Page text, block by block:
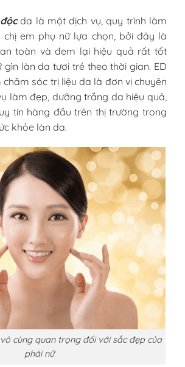
da là một dịch vụ, quy trình làm
em phụ nữ lựa chọn, bởi đây là
toàn và đem lại hiệu quả rất tốt
gìn làn da tươi trẻ theo thời gian. ED
sóc trị liệu da là đơn vị chuyên
làm đẹp, dưỡng trắng da hiệu quả,
tín hàng đầu trên thị trường trong
khỏe làn da.
cùng quan trọng đối với sắc đẹp của
phái nữ